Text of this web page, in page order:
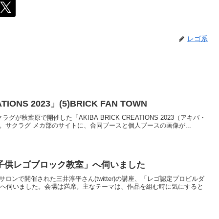
レゴ系
2023」(5)BRICK FAN TOWN
グが秋葉原で開催した「AKIBA BRICK CREATIONS 2023（アキバ・
サクラグ メカ部のサイトに、合同ブースと個人ブースの画像が...
レゴブロック教室」へ伺いました
ロンで開催された三井淳平さん(twitter)の講座、「レゴ認定プロビルダ
伺いました。会場は満席。主なテーマは、作品を組む時に気にすると